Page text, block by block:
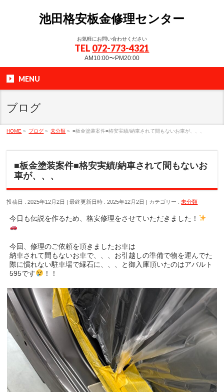
池田格安板金修理センター
お気軽にお問い合わせください
TEL 072-773-4321
AM10:00〜PM20:00
MENU
ブログ
HOME » ブログ » 未分類 » ■板金塗装案件■格安実績/納車されて間もないお車が、、、
■板金塗装案件■格安実績/納車されて間もないお
車が、、、
投稿日 : 2025年12月2日 最終更新日時 : 2025年12月2日 カテゴリー :未分類
今日も伝説を作るため、格安修理をさせていただきました！
今回、修理のご依頼を頂きましたお車は
納車されて間もないお車で、、、お引越しの準備で物を運んでた
際に慣れない駐車場で縁石に、、、と御入庫頂いたのはアバルト
595です
！！